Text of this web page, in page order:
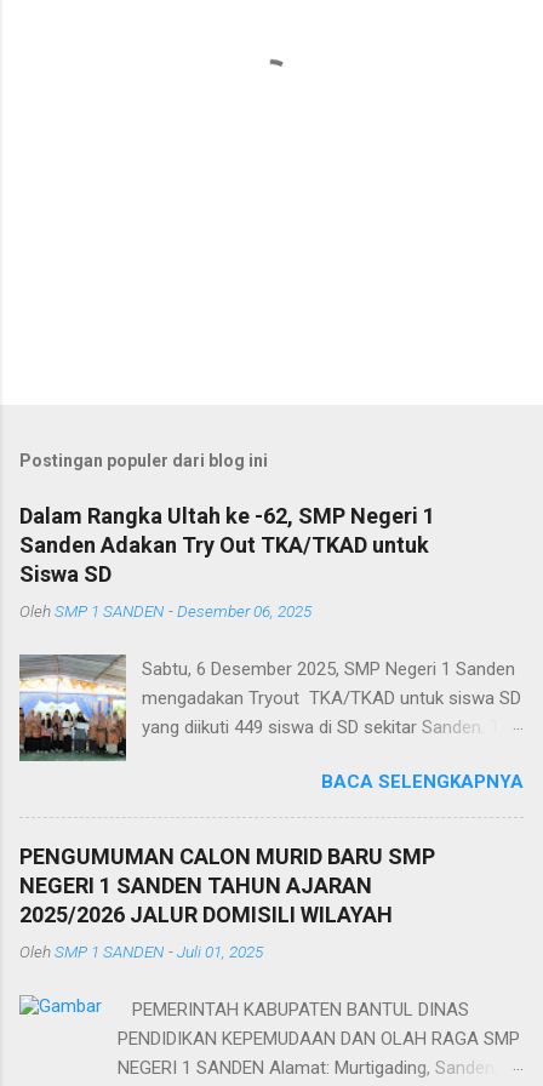
Postingan populer dari blog ini
Dalam Rangka Ultah ke -62, SMP Negeri 1
Sanden Adakan Try Out TKA/TKAD untuk
Siswa SD
OlehSMP 1 SANDEN -Desember 06, 2025
Sabtu, 6 Desember 2025, SMP Negeri 1 Sanden
mengadakan Tryout TKA/TKAD untuk siswa SD
yang diikuti 449 siswa di SD sekitar Sanden. Try
peringatan ulang tahun sekolah yang ke-62.
Selain Try Out sekolah juga mengadakan
Cemara. Sebagai rangkaian ulang tahun, Try Out
TKA/TKAD, yaitu Bahasa Indonesia,
matematika, dan IPA/ Saint. Try Out itu juga
sebagai ajang latihan bagi para siswa SD dalam
BACA SELENGKAPNYA
PENGUMUMAN CALON MURID BARU SMP
NEGERI 1 SANDEN TAHUN AJARAN
2025/2026 JALUR DOMISILI WILAYAH
OlehSMP 1 SANDEN -Juli 01, 2025
PEMERINTAH KABUPATEN BANTUL DINAS
PENDIDIKAN KEPEMUDAAN DAN OLAH RAGA SMP
NEGERI 1 SANDEN Alamat: Murtigading, Sanden,